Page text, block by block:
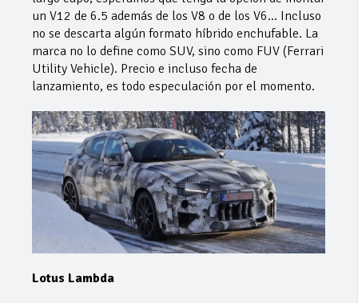
un V12 de 6.5 además de los V8 o de los V6… Incluso
no se descarta algún formato híbrido enchufable. La
marca no lo define como SUV, sino como FUV (Ferrari
Utility Vehicle). Precio e incluso fecha de
lanzamiento, es todo especulación por el momento.
Lotus Lambda